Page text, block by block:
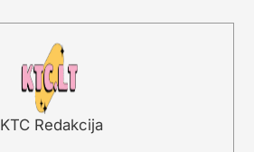
KTC Redakcija